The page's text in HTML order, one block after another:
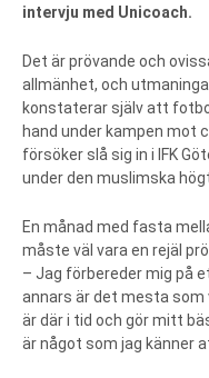
intervju med Unicoach.
Det är prövande och
allmänhet, och
konstaterar själv att
hand under kampen mot
försöker slå sig in i IFK
under den muslimska
En månad med fasta
måste väl vara en rejäl
– Jag förbereder mig på
annars är det mesta som
är där i tid och gör mitt
är något som jag känner